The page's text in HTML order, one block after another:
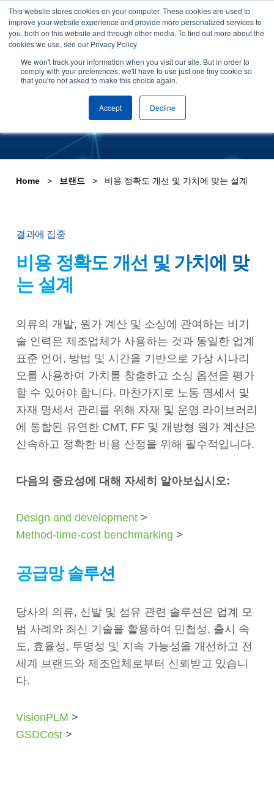
This website stores cookies on your computer. These cookies are used to
improve your website experience and provide more personalized services to
you, both on this website and through other media. To find out more about the
cookies we use, see our Privacy Policy.
We won't track your information when you visit our site. But in order to
comply with your preferences, we'll have to use just one tiny cookie so
that you're not asked to make this choice again.
Accept Decline
Skip to content
데모 신청하기
중요한 비즈니스 고충 해결
Home 브랜드 비용 정확도 개선 및 가치에 맞는 설계
결과에 집중
비용 정확도 개선 및 가치에 맞
는 설계
의류의 개발, 원가 계산 및 소싱에 관여하는 비기
술 인력은 제조업체가 사용하는 것과 동일한 업계
표준 언어, 방법 및 시간을 기반으로 가상 시나리
오를 사용하여 가치를 창출하고 소싱 옵션을 평가
할 수 있어야 합니다. 마찬가지로 노동 명세서 및
자재 명세서 관리를 위해 자재 및 운영 라이브러리
에 통합된 유연한 CMT, FF 및 개방형 원가 계산은
신속하고 정확한 비용 산정을 위해 필수적입니다.
다음의 중요성에 대해 자세히 알아보십시오:
Design and development >
Method-time-cost benchmarking >
공급망 솔루션
당사의 의류, 신발 및 섬유 관련 솔루션은 업계 모
범 사례와 최신 기술을 활용하여 민첩성, 출시 속
도, 효율성, 투명성 및 지속 가능성을 개선하고 전
세계 브랜드와 제조업체로부터 신뢰받고 있습니
다.
VisionPLM >
GSDCost >